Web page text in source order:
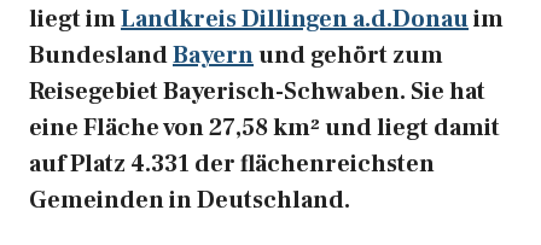
liegt imLandkreis Dillingen a.d.Donauim
BundeslandBayernund gehört zum
Reisegebiet Bayerisch-Schwaben. Sie hat
eine Fläche von 27,58 km² und liegt damit
auf Platz 4.331 der flächenreichsten
Gemeinden in Deutschland.